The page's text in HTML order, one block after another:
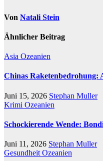
Von Natali Stein
Ähnlicher Beitrag
Asia Ozeanien
Chinas Raketenbedrohung:
Juni 15, 2026 Stephan Muller
Krimi Ozeanien
Schockierende Wende:
Juni 11, 2026 Stephan Muller
Gesundheit Ozeanien